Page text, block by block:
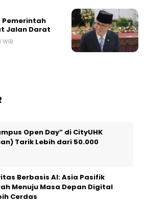
Pemerintah
Jalan Darat
Open Day” di CityUHK
Tarik Lebih dari 50.000
Berbasis AI: Asia Pasifik
Menuju Masa Depan Digital
Cerdas